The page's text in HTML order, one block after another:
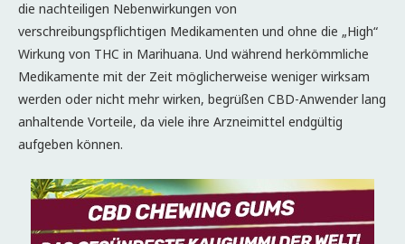
die nachteiligen Nebenwirkungen von
verschreibungspflichtigen Medikamenten und ohne die „High“
Wirkung von THC in Marihuana. Und während herkömmliche
Medikamente mit der Zeit möglicherweise weniger wirksam
werden oder nicht mehr wirken, begrüßen CBD-Anwender lang
anhaltende Vorteile, da viele ihre Arzneimittel endgültig
aufgeben können.